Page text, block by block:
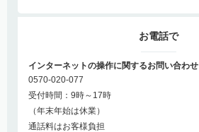
お電話で
インターネットの操作に関するお問い合わせ
0570-020-077
受付時間：9時～17時
（年末年始は休業）
通話料はお客様負担